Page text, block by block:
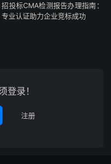
招投标CMA检测报告办理指南：
专业认证助力企业竞标成功
登录！
注册